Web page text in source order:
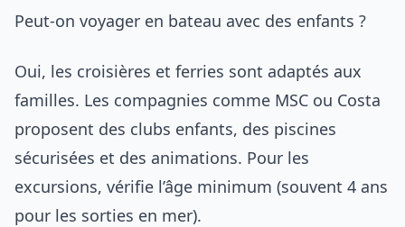
Peut-on voyager en bateau avec des enfants ?
Oui, les croisières et ferries sont adaptés aux
familles. Les compagnies comme MSC ou Costa
proposent des clubs enfants, des piscines
sécurisées et des animations. Pour les
excursions, vérifie l’âge minimum (souvent 4 ans
pour les sorties en mer).